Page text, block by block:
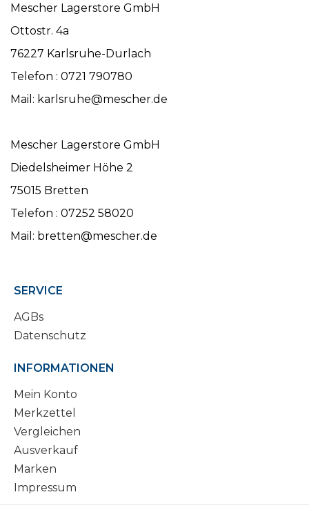
Mescher Lagerstore GmbH
Ottostr. 4a
76227 Karlsruhe-Durlach
Telefon : 0721 790780
Mail: karlsruhe@mescher.de
Mescher Lagerstore GmbH
Diedelsheimer Höhe 2
75015 Bretten
Telefon : 07252 58020
Mail: bretten@mescher.de
SERVICE
AGBs
Datenschutz
INFORMATIONEN
Mein Konto
Merkzettel
Vergleichen
Ausverkauf
Marken
Impressum